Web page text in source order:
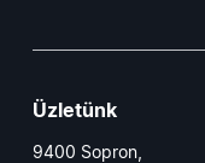
Üzletünk
9400 Sopron,